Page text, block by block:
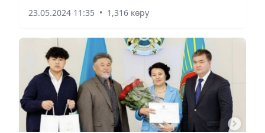
23.05.2024 11:35 • 1,316 көру